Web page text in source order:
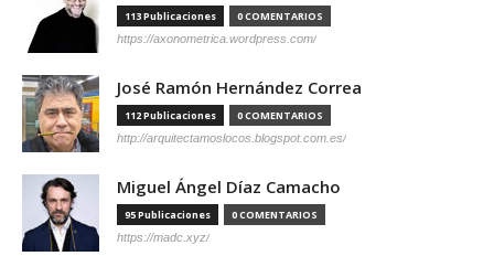
113 Publicaciones 0 COMENTARIOS
https://axonometrica.wordpress.com/
José Ramón Hernández Correa
112 Publicaciones 0 COMENTARIOS
http://arquitectamoslocos.blogspot.com.es/
Miguel Ángel Díaz Camacho
95 Publicaciones 0 COMENTARIOS
https://madc.xyz/